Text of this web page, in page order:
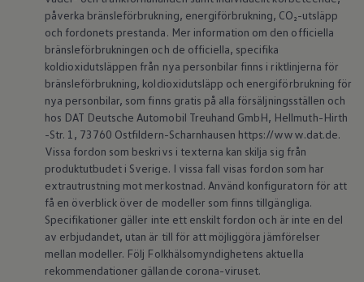
Värmepump
Bromssystemet i ID.
Batterigaranti och underhåll
ID. Högspänningsbatteri
GTX: Elektrisk prestanda
Elbilsbatteriets råvaror
Mjukvaruuppdateringar för ID.
Enkelt förklarat – så fungerar din ID.
Vanliga frågor
ID. Drivers Club
Service av elbilar
Företag
Business Lease
Företagsleasing
Personalbil
Bonus malus
TCO - Total ägandekostnad
Ordlista
Fleet Interface Data
påverka bränsleförbrukning, energiförbrukning, CO₂-utsläpp
och fordonets prestanda. Mer information om den officiella
bränsleförbrukningen och de officiella, specifika
koldioxidutsläppen från nya personbilar finns i riktlinjerna för
bränsleförbrukning, koldioxidutsläpp och energiförbrukning för
nya personbilar, som finns gratis på alla försäljningsställen och
hos DAT Deutsche Automobil Treuhand GmbH, Hellmuth-Hirth
-Str. 1, 73760 Ostfildern-Scharnhausen https://www.dat.de.
Vissa fordon som beskrivs i texterna kan skilja sig från
produktutbudet i Sverige. I vissa fall visas fordon som har
extrautrustning mot merkostnad. Använd konfiguratorn för att
få en överblick över de modeller som finns tillgängliga.
Specifikationer gäller inte ett enskilt fordon och är inte en del
av erbjudandet, utan är till för att möjliggöra jämförelser
mellan modeller. Följ Folkhälsomyndighetens aktuella
rekommendationer gällande corona-viruset.